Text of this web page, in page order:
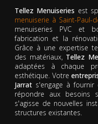
Tellez Menuiseries est
menuiserie à Saint-Paul-
menuiseries PVC et
fabrication et la
Grâce à une expertise
des matériaux, Tellez
adaptées à chaque
esthétique. Votre
Jarrat s'engage à
répondre aux besoins
s'agisse de nouvelles
structures existantes.